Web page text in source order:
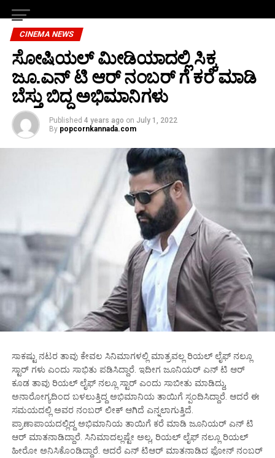
CINEMA NEWS
ಸೋಷಿಯಲ್ ಮೀಡಿಯಾದಲ್ಲಿ ಸಿಕ್ಕ
ಜೂ.ಎನ್ ಟಿ ಆರ್ ನಂಬರ್ ಗೆ ಕರೆ ಮಾಡಿ
ಬೆಸ್ತು ಬಿದ್ದ ಅಭಿಮಾನಿಗಳು
Published 4 years ago on July 1, 2022
By popcornkannada.com
ಸಾಕಷ್ಟು ನಟರ ತಾವು ಕೇವಲ ಸಿನಿಮಾಗಳಲ್ಲಿ ಮಾತ್ರವಲ್ಲ ರಿಯಲ್ ಲೈಫ್ ನಲ್ಲೂ
ಸ್ಟಾರ್ ಗಳು ಎಂದು ಸಾಭಿತು ಪಡಿಸಿದ್ದಾರೆ. ಇದೀಗ ಜೂನಿಯರ್ ಎನ್ ಟಿ ಆರ್
ಕೂಡ ತಾವು ರಿಯಲ್ ಲೈಫ್ ನಲ್ಲೂ ಸ್ಟಾರ್ ಎಂದು ಸಾಬೀತು ಮಾಡಿದ್ದು,
ಅನಾರೋಗ್ಯದಿಂದ ಬಳಲುತ್ತಿದ್ದ ಅಭಿಮಾನಿಯ ತಾಯಿಗೆ ಸ್ಪಂದಿಸಿದ್ದಾರೆ. ಆದರೆ ಈ
ಸಮಯದಲ್ಲಿ ಅವರ ನಂಬರ್ ಲೀಕ್ ಆಗಿದೆ ಎನ್ನಲಾಗುತ್ತಿದೆ.
ಪ್ರಾಣಾಪಾಯದಲ್ಲಿದ್ದ ಅಭಿಮಾನಿಯ ತಾಯಿಗೆ ಕರೆ ಮಾಡಿ ಜೂನಿಯರ್ ಎನ್ ಟಿ
ಆರ್ ಮಾತನಾಡಿದ್ದಾರೆ. ಸಿನಿಮಾದಲ್ಲಷ್ಟೇ ಅಲ್ಲ, ರಿಯಲ್ ಲೈಫ್ ನಲ್ಲೂ ರಿಯಲ್
ಹೀರೋ ಅನಿಸಿಕೊಂಡಿದ್ದಾರೆ. ಆದರೆ ಎನ್ ಟಿಆರ್ ಮಾತನಾಡಿದ ಫೋನ್ ನಂಬರ್